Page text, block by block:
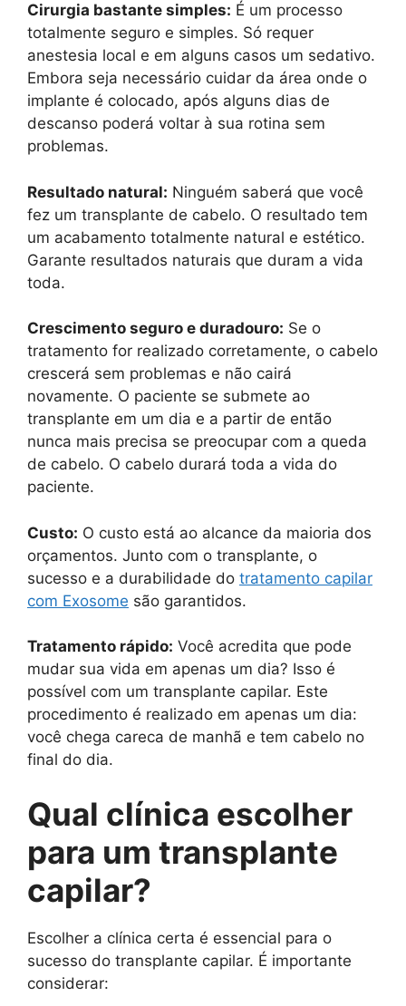
Cirurgia bastante simples: É um processo
totalmente seguro e simples. Só requer
anestesia local e em alguns casos um sedativo.
Embora seja necessário cuidar da área onde o
implante é colocado, após alguns dias de
descanso poderá voltar à sua rotina sem
problemas.
Resultado natural: Ninguém saberá que você
fez um transplante de cabelo. O resultado tem
um acabamento totalmente natural e estético.
Garante resultados naturais que duram a vida
toda.
Crescimento seguro e duradouro: Se o
tratamento for realizado corretamente, o cabelo
crescerá sem problemas e não cairá
novamente. O paciente se submete ao
transplante em um dia e a partir de então
nunca mais precisa se preocupar com a queda
de cabelo. O cabelo durará toda a vida do
paciente.
Custo: O custo está ao alcance da maioria dos
orçamentos. Junto com o transplante, o
sucesso e a durabilidade do tratamento capilar
com Exosome são garantidos.
Tratamento rápido: Você acredita que pode
mudar sua vida em apenas um dia? Isso é
possível com um transplante capilar. Este
procedimento é realizado em apenas um dia:
você chega careca de manhã e tem cabelo no
final do dia.
Qual clínica escolher
para um transplante
capilar?
Escolher a clínica certa é essencial para o
sucesso do transplante capilar. É importante
considerar: